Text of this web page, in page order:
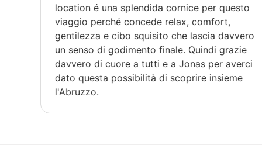
location é una splendida cornice per questo
viaggio perché concede relax, comfort,
gentilezza e cibo squisito che lascia davvero
un senso di godimento finale. Quindi grazie
davvero di cuore a tutti e a Jonas per averci
dato questa possibilità di scoprire insieme
l'Abruzzo.